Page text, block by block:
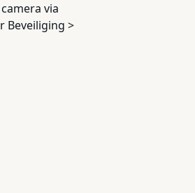
via
Beveiliging >